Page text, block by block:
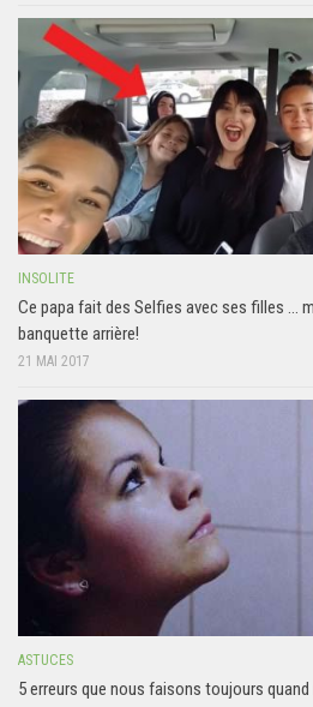
INSOLITE
Ce papa fait des Selfies avec ses filles …
banquette arrière!
21 MAI 2017
ASTUCES
5 erreurs que nous faisons toujours